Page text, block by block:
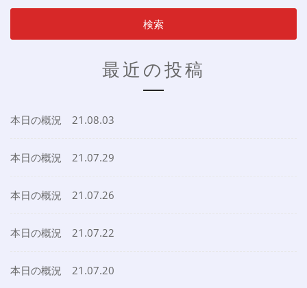
最近の投稿
本日の概況 21.08.03
本日の概況 21.07.29
本日の概況 21.07.26
本日の概況 21.07.22
本日の概況 21.07.20